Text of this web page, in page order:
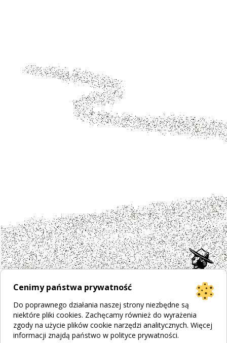
Cenimy państwa prywatność
Do poprawnego działania naszej strony niezbędne są
niektóre pliki cookies. Zachęcamy również do wyrażenia
zgody na użycie plików cookie narzędzi analitycznych. Więcej
informacji znajdą państwo w polityce prywatności.
Projekt stronyBogumiła Płachecka